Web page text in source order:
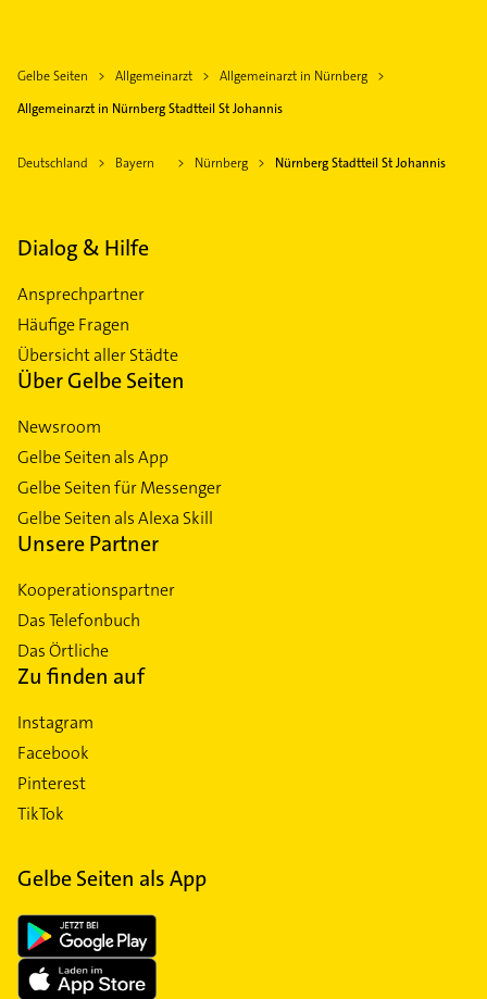
Gelbe Seiten Allgemeinarzt
Allgemeinarzt in Nürnberg
Allgemeinarzt in Nürnberg Stadtteil St Johannis
Deutschland Bayern Nürnberg Nürnberg Stadtteil St Johannis
Dialog & Hilfe
Ansprechpartner
Häufige Fragen
Übersicht aller Städte
Über Gelbe Seiten
Newsroom
Gelbe Seiten als App
Gelbe Seiten für Messenger
Gelbe Seiten als Alexa Skill
Unsere Partner
Kooperationspartner
Das Telefonbuch
Das Örtliche
Zu finden auf
Instagram
Facebook
Pinterest
TikTok
Gelbe Seiten als App